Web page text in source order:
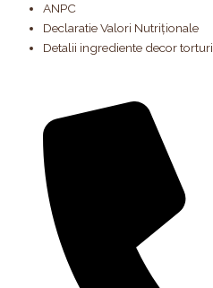
ANPC
Declaratie Valori Nutriționale
Detalii ingrediente decor torturi